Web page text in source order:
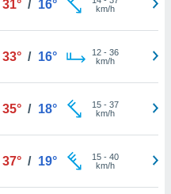
31° / 16°
km/h
33° / 16° 12- 36
km/h
35° / 18° 15- 37
km/h
37° / 19° 15- 40
km/h